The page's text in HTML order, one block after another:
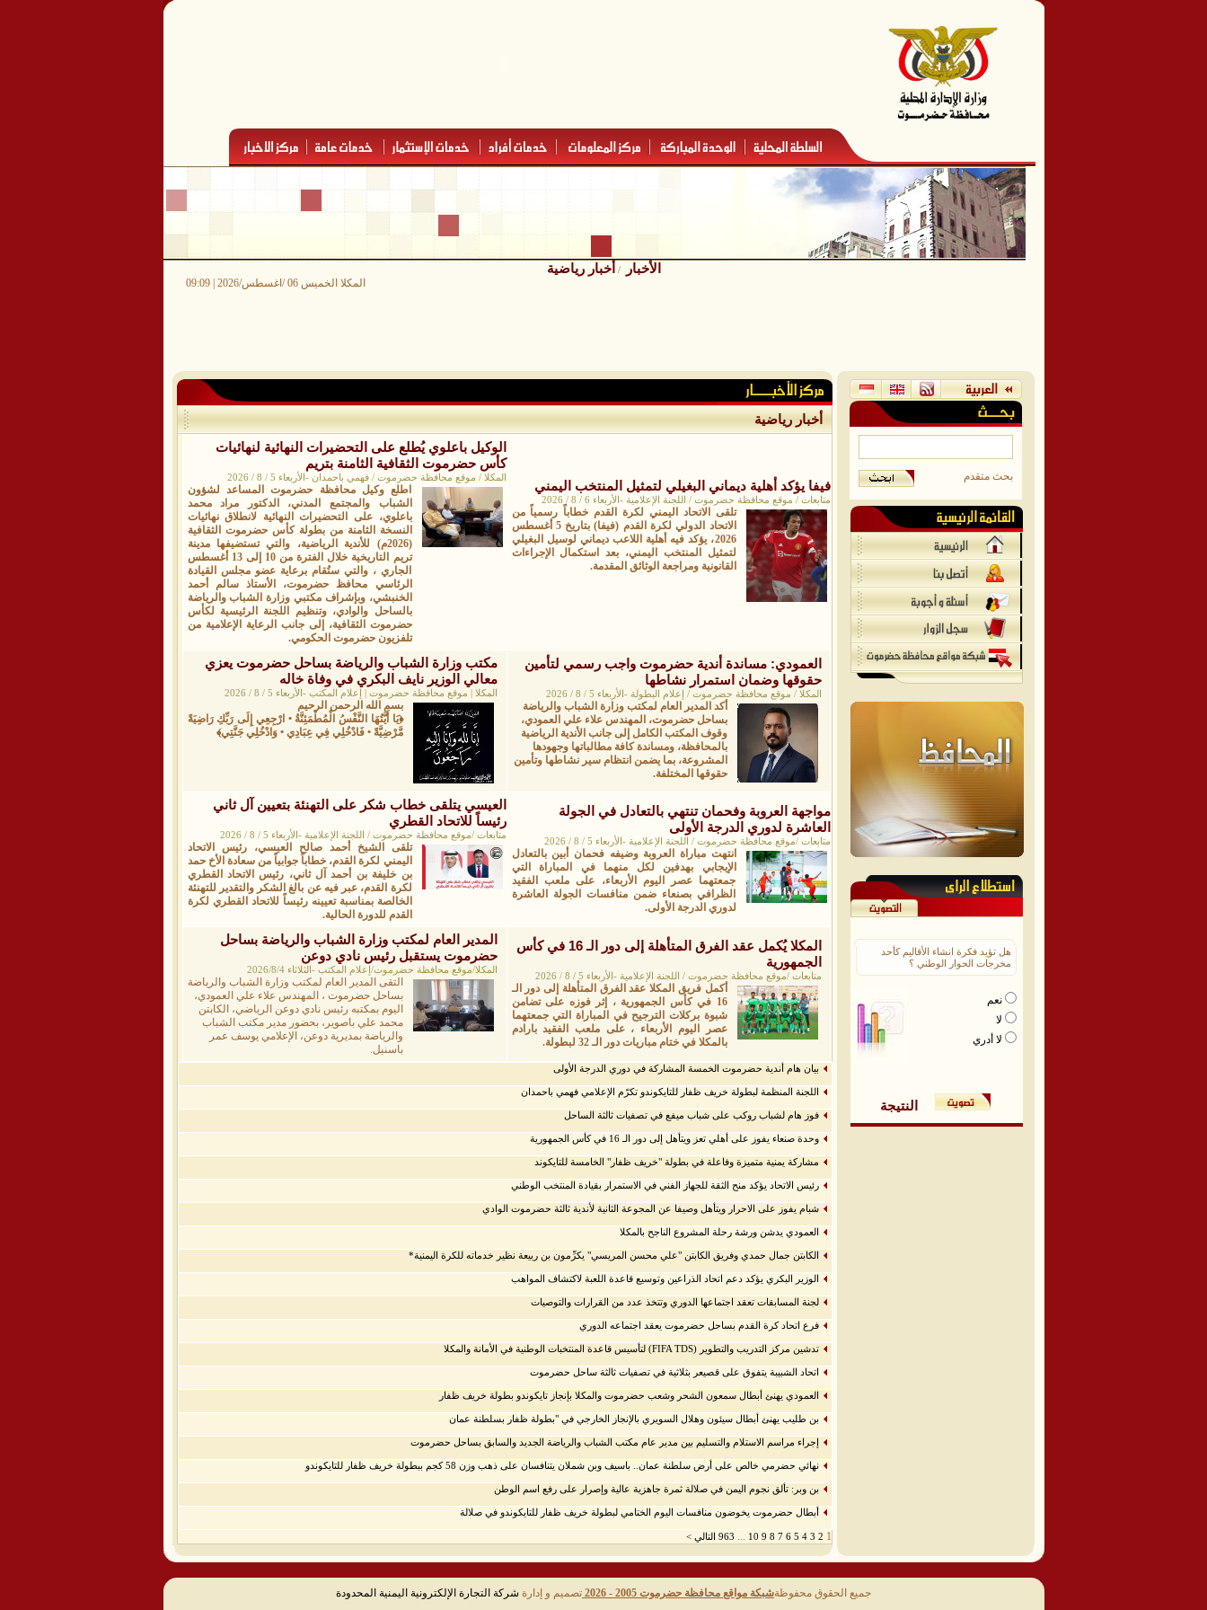
الأخبار / أخبار رياضية
المكلا الخميس 06 /اغسطس/2026 | 09:09
أخبار رياضية
فيفا يؤكد أهلية ديماني البغيلي لتمثيل المنتخب اليمني
متابعات / موقع محافظة حضرموت / اللجنة الإعلامية -الأربعاء 6 / 8 / 2026
تلقى الاتحاد اليمني لكرة القدم خطاباً رسمياً من
الاتحاد الدولي لكرة القدم (فيفا) بتاريخ 5 أغسطس
2026، يؤكد فيه أهلية اللاعب ديماني لوسيل البغيلي
لتمثيل المنتخب اليمني، بعد استكمال الإجراءات
القانونية ومراجعة الوثائق المقدمة.
الوكيل باعلوي يُطلع على التحضيرات النهائية لنهائيات
كأس حضرموت الثقافية الثامنة بتريم
المكلا / موقع محافظة حضرموت / فهمي باحمدان -الأربعاء 5 / 8 / 2026
اطلع وكيل محافظة حضرموت المساعد لشؤون
الشباب والمجتمع المدني، الدكتور مراد محمد
باعلوي، على التحضيرات النهائية لانطلاق نهائيات
النسخة الثامنة من بطولة كأس حضرموت الثقافية
(2026م) للأندية الرياضية، والتي تستضيفها مدينة
تريم التاريخية خلال الفترة من 10 إلى 13 أغسطس
الجاري ، والتي ستُقام برعاية عضو مجلس القيادة
الرئاسي محافظ حضرموت، الأستاذ سالم أحمد
الخنبشي، وبإشراف مكتبي وزارة الشباب والرياضة
بالساحل والوادي، وتنظيم اللجنة الرئيسية لكأس
حضرموت الثقافية، إلى جانب الرعاية الإعلامية من
تلفزيون حضرموت الحكومي.
العمودي: مساندة أندية حضرموت واجب رسمي لتأمين
حقوقها وضمان استمرار نشاطها
المكلا / موقع محافظة حضرموت / إعلام البطولة -الأربعاء 5 / 8 / 2026
أكد المدير العام لمكتب وزارة الشباب والرياضة
بساحل حضرموت، المهندس علاء علي العمودي،
وقوف المكتب الكامل إلى جانب الأندية الرياضية
بالمحافظة، ومساندة كافة مطالباتها وجهودها
المشروعة، بما يضمن انتظام سير نشاطها وتأمين
حقوقها المختلفة.
مكتب وزارة الشباب والرياضة بساحل حضرموت يعزي
معالي الوزير نايف البكري في وفاة خاله
المكلا | موقع محافظة حضرموت | إعلام المكتب -الأربعاء 5 / 8 / 2026
بسم الله الرحمن الرحيم
﴿يَا أَيَّتُهَا النَّفْسُ الْمُطْمَئِنَّةُ • ارْجِعِي إِلَى رَبِّكِ رَاضِيَةً
مَّرْضِيَّةً • فَادْخُلِي فِي عِبَادِي • وَادْخُلِي جَنَّتِي﴾
مواجهة العروبة وفحمان تنتهي بالتعادل في الجولة
العاشرة لدوري الدرجة الأولى
متابعات /موقع محافظة حضرموت / اللجنة الإعلامية -الأربعاء 5 / 8 / 2026
انتهت مباراة العروبة وضيفه فحمان أبين بالتعادل
الإيجابي بهدفين لكل منهما في المباراة التي
جمعتهما عصر اليوم الأربعاء، على ملعب الفقيد
الظرافي بصنعاء ضمن منافسات الجولة العاشرة
لدوري الدرجة الأولى.
العيسي يتلقى خطاب شكر على التهنئة بتعيين آل ثاني
رئيساً للاتحاد القطري
متابعات /موقع محافظة حضرموت / اللجنة الإعلامية -الأربعاء 5 / 8 / 2026
تلقى الشيخ أحمد صالح العيسي، رئيس الاتحاد
اليمني لكرة القدم، خطاباً جوابياً من سعادة الأخ حمد
بن خليفة بن أحمد آل ثاني، رئيس الاتحاد القطري
لكرة القدم، عبر فيه عن بالغ الشكر والتقدير للتهنئة
الخالصة بمناسبة تعيينه رئيساً للاتحاد القطري لكرة
القدم للدورة الحالية.
المكلا يُكمل عقد الفرق المتأهلة إلى دور الـ 16 في كأس
الجمهورية
متابعات /موقع محافظة حضرموت / اللجنة الإعلامية -الأربعاء 5 / 8 / 2026
أكمل فريق المكلا عقد الفرق المتأهلة إلى دور الـ
16 في كأس الجمهورية ، إثر فوزه على تضامن
شبوة بركلات الترجيح في المباراة التي جمعتهما
عصر اليوم الأربعاء ، على ملعب الفقيد بارادم
بالمكلا في ختام مباريات دور الـ 32 لبطولة.
المدير العام لمكتب وزارة الشباب والرياضة بساحل
حضرموت يستقبل رئيس نادي دوعن
المكلا/موقع محافظة حضرموت/إعلام المكتب -الثلاثاء 2026/8/4
التقى المدير العام لمكتب وزارة الشباب والرياضة
بساحل حضرموت ، المهندس علاء علي العمودي،
اليوم بمكتبه رئيس نادي دوعن الرياضي، الكابتن
محمد علي باصوير، بحضور مدير مكتب الشباب
والرياضة بمديرية دوعن، الإعلامي يوسف عمر
باسنبل.
بيان هام أندية حضرموت الخمسة المشاركة في دوري الدرجة الأولى
اللجنة المنظمة لبطولة خريف ظفار للتايكوندو تكرّم الإعلامي فهمي باحمدان
فوز هام لشباب روكب على شباب ميفع في تصفيات ثالثة الساحل
وحدة صنعاء يفوز على أهلي تعز ويتأهل إلى دور الـ 16 في كأس الجمهورية
مشاركة يمنية متميزة وفاعلة في بطولة "خريف ظفار" الخامسة للتايكوند
رئيس الاتحاد يؤكد منح الثقة للجهاز الفني في الاستمرار بقيادة المنتخب الوطني ​
شبام يفوز على الاحرار ويتأهل وصيفا عن المجوعة الثانية لأندية ثالثة حضرموت الوادي
العمودي يدشن ورشة رحلة المشروع الناجح بالمكلا
️الكابتن جمال حمدي وفريق الكابتن "علي محسن المريسي" يكرِّمون بن ربيعة نظير خدماته للكرة اليمنية*
الوزير البكري يؤكد دعم اتحاد الذراعين وتوسيع قاعدة اللعبة لاكتشاف المواهب
لجنة المسابقات تعقد اجتماعها الدوري وتتخذ عدد من القرارات والتوصيات
فرع اتحاد كرة القدم بساحل حضرموت يعقد اجتماعه الدوري
تدشين مركز التدريب والتطوير (FIFA TDS) لتأسيس قاعدة المنتخبات الوطنية في الأمانة والمكلا
اتحاد الشبيبة يتفوق على قصيعر بثلاثية في تصفيات ثالثة ساحل حضرموت
العمودي يهنئ أبطال سمعون الشحر وشعب حضرموت والمكلا بإنجاز تايكوندو بطولة خريف ظفار
بن طليب يهنئ أبطال سيئون وهلال السويري بالإنجاز الخارجي في "بطولة ظفار بسلطنة عمان
إجراء مراسم الاستلام والتسليم بين مدير عام مكتب الشباب والرياضة الجديد والسابق بساحل حضرموت
نهائي حضرمي خالص على أرض سلطنة عمان.. باسيف وبن شملان يتنافسان على ذهب وزن 58 كجم ببطولة خريف ظفار للتايكوندو
بن وبر: تألق نجوم اليمن في صلالة ثمرة جاهزية عالية وإصرار على رفع اسم الوطن
أبطال حضرموت يخوضون منافسات اليوم الختامي لبطولة خريف ظفار للتايكوندو في صلالة
1
2
3
4
5
6
7
8
9
10
...
963 التالي >
بحث متقدم
هل تؤيد فكرة انشاء الأقاليم كأحد
مخرجات الحوار الوطني ؟
نعم
لا
لا أدري
النتيجة
جميع الحقوق محفوظةشبكة مواقع محافظة حضرموت 2005 - 2026 تصميم و إدارة شركة التجارة الإلكترونية اليمنية المحدودة